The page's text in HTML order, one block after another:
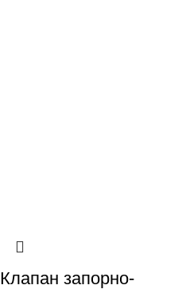
Клапан запорно-